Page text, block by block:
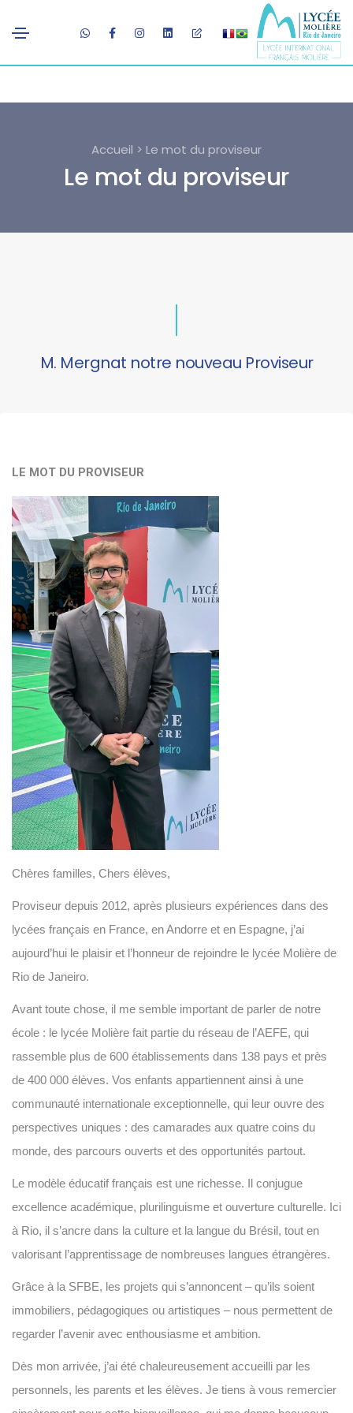
Accueil > Le mot du proviseur
Le mot du proviseur
M. Mergnat notre nouveau Proviseur
LE MOT DU PROVISEUR
Chères familles, Chers élèves,
Proviseur depuis 2012, après plusieurs expériences dans des
lycées français en France, en Andorre et en Espagne, j’ai
aujourd’hui le plaisir et l’honneur de rejoindre le lycée Molière de
Rio de Janeiro.
Avant toute chose, il me semble important de parler de notre
école : le lycée Molière fait partie du réseau de l’AEFE, qui
rassemble plus de 600 établissements dans 138 pays et près
de 400 000 élèves. Vos enfants appartiennent ainsi à une
communauté internationale exceptionnelle, qui leur ouvre des
perspectives uniques : des camarades aux quatre coins du
monde, des parcours ouverts et des opportunités partout.
Le modèle éducatif français est une richesse. Il conjugue
excellence académique, plurilinguisme et ouverture culturelle. Ici
à Rio, il s’ancre dans la culture et la langue du Brésil, tout en
valorisant l’apprentissage de nombreuses langues étrangères.
Grâce à la SFBE, les projets qui s’annoncent – qu’ils soient
immobiliers, pédagogiques ou artistiques – nous permettent de
regarder l’avenir avec enthousiasme et ambition.
Dès mon arrivée, j’ai été chaleureusement accueilli par les
personnels, les parents et les élèves. Je tiens à vous remercier